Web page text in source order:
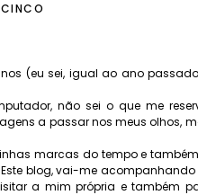
(eu sei, igual ao ano
não sei o que me
a passar nos meus olhos,
marcas do tempo e
blog, vai-me
a mim própria e também